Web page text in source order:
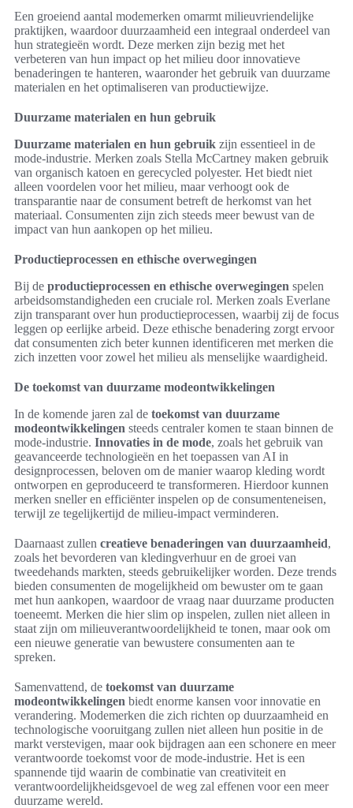
Een groeiend aantal modemerken omarmt milieuvriendelijke
praktijken, waardoor duurzaamheid een integraal onderdeel van
hun strategieën wordt. Deze merken zijn bezig met het
verbeteren van hun impact op het milieu door innovatieve
benaderingen te hanteren, waaronder het gebruik van duurzame
materialen en het optimaliseren van productiewijze.
Duurzame materialen en hun gebruik
Duurzame materialen en hun gebruik zijn essentieel in de
mode-industrie. Merken zoals Stella McCartney maken gebruik
van organisch katoen en gerecycled polyester. Het biedt niet
alleen voordelen voor het milieu, maar verhoogt ook de
transparantie naar de consument betreft de herkomst van het
materiaal. Consumenten zijn zich steeds meer bewust van de
impact van hun aankopen op het milieu.
Productieprocessen en ethische overwegingen
Bij de productieprocessen en ethische overwegingen spelen
arbeidsomstandigheden een cruciale rol. Merken zoals Everlane
zijn transparant over hun productieprocessen, waarbij zij de focus
leggen op eerlijke arbeid. Deze ethische benadering zorgt ervoor
dat consumenten zich beter kunnen identificeren met merken die
zich inzetten voor zowel het milieu als menselijke waardigheid.
De toekomst van duurzame modeontwikkelingen
In de komende jaren zal de toekomst van duurzame
modeontwikkelingen steeds centraler komen te staan binnen de
mode-industrie. Innovaties in de mode, zoals het gebruik van
geavanceerde technologieën en het toepassen van AI in
designprocessen, beloven om de manier waarop kleding wordt
ontworpen en geproduceerd te transformeren. Hierdoor kunnen
merken sneller en efficiënter inspelen op de consumenteneisen,
terwijl ze tegelijkertijd de milieu-impact verminderen.
Daarnaast zullen creatieve benaderingen van duurzaamheid,
zoals het bevorderen van kledingverhuur en de groei van
tweedehands markten, steeds gebruikelijker worden. Deze trends
bieden consumenten de mogelijkheid om bewuster om te gaan
met hun aankopen, waardoor de vraag naar duurzame producten
toeneemt. Merken die hier slim op inspelen, zullen niet alleen in
staat zijn om milieuverantwoordelijkheid te tonen, maar ook om
een nieuwe generatie van bewustere consumenten aan te
spreken.
Samenvattend, de toekomst van duurzame
modeontwikkelingen biedt enorme kansen voor innovatie en
verandering. Modemerken die zich richten op duurzaamheid en
technologische vooruitgang zullen niet alleen hun positie in de
markt verstevigen, maar ook bijdragen aan een schonere en meer
verantwoorde toekomst voor de mode-industrie. Het is een
spannende tijd waarin de combinatie van creativiteit en
verantwoordelijkheidsgevoel de weg zal effenen voor een meer
duurzame wereld.